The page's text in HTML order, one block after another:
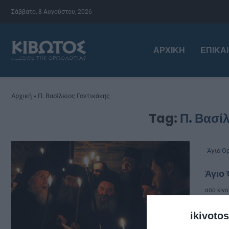
Σάββατο, 8 Αυγούστου, 2026
ΑΡΧΙΚΉ
Αρχική » Π. Βασίλειος Γοντικάκης
Tag: Π.
Άγιο
Άγιο
από
Του